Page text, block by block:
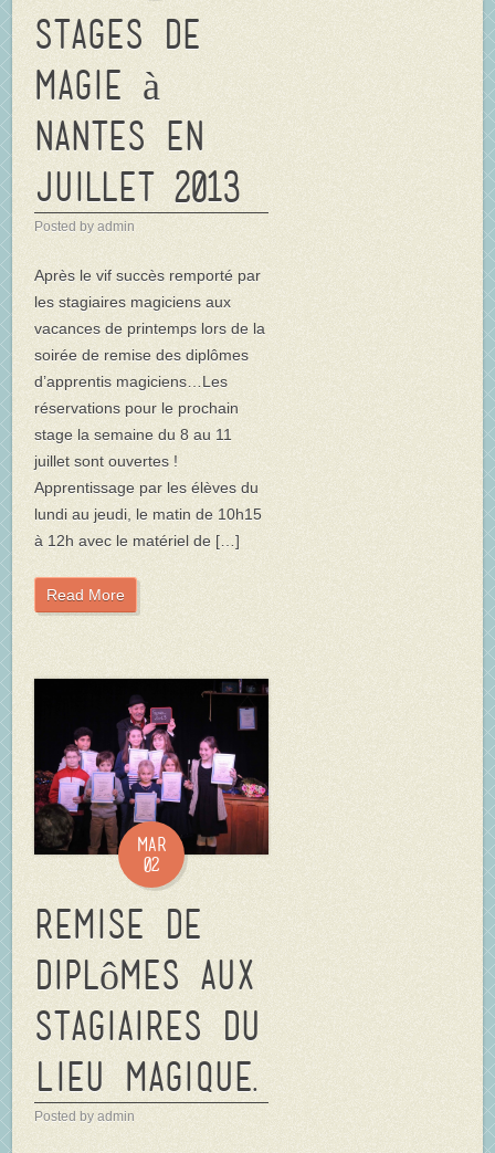
Stages de
Magie à
Nantes en
juillet 2013
Posted by admin
Après le vif succès remporté par
les stagiaires magiciens aux
vacances de printemps lors de la
soirée de remise des diplômes
d’apprentis magiciens…Les
réservations pour le prochain
stage la semaine du 8 au 11
juillet sont ouvertes !
Apprentissage par les élèves du
lundi au jeudi, le matin de 10h15
à 12h avec le matériel de […]
Read More
Mar
02
Remise de
diplômes aux
stagiaires du
Lieu Magique.
Posted by admin